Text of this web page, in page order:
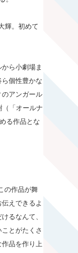
輝。初めて
ら小劇場ま
個性豊かな
アンガール
（「オールナ
る作品とな
の作品が舞
えできるよ
るなんて、
とがたくさ
品を作り上